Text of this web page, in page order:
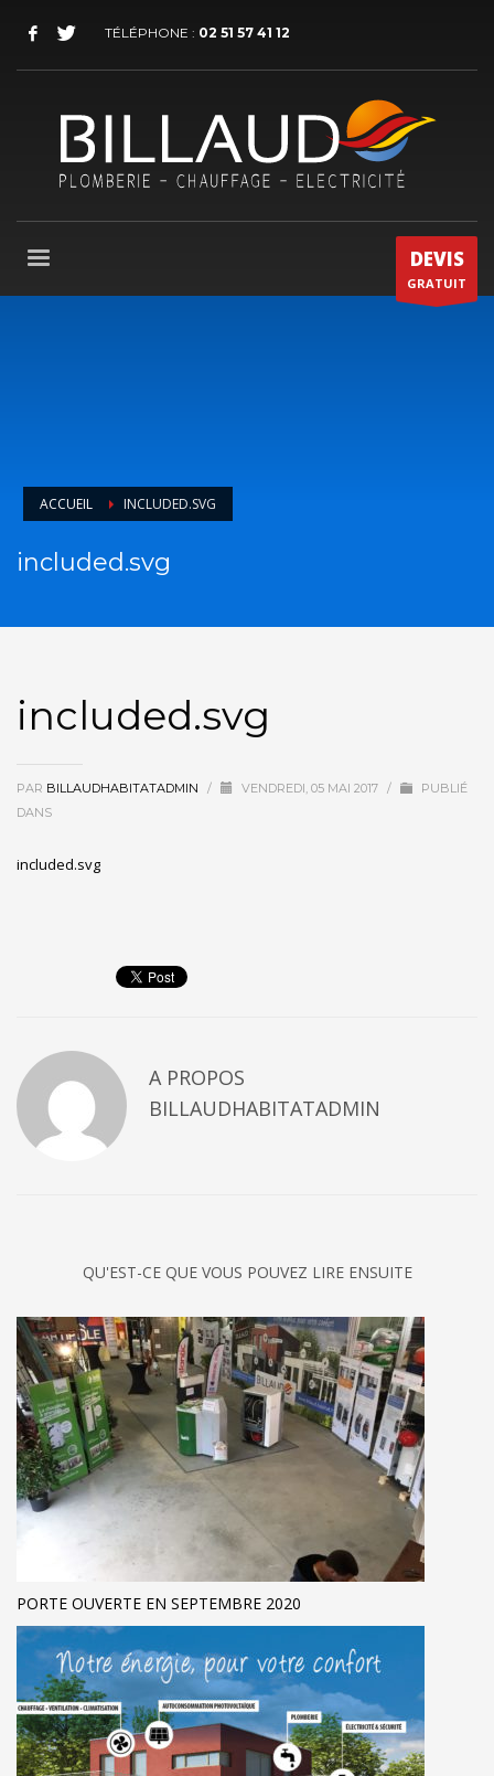
TÉLÉPHONE : 02 51 57 41 12
DEVIS
GRATUIT
ACCUEIL INCLUDED.SVG
included.svg
included.svg
PAR BILLAUDHABITATADMIN / VENDREDI, 05 MAI 2017 /
PUBLIÉ
DANS
included.svg
A PROPOS
BILLAUDHABITATADMIN
QU'EST-CE QUE VOUS POUVEZ LIRE ENSUITE
PORTE OUVERTE EN SEPTEMBRE 2020